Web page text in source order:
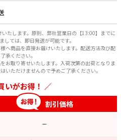
たします。原則、弊社営業日の【13:00】までに
ては、即日発送が可能です。
へ商品を直接お届けいたします。配送方法及び配
承ください。
お取り寄せいたします。入荷次第の出荷となりま
いただけませんので予めご了承ください。
いがお得！
割引価格
—